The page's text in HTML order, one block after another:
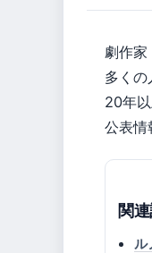
劇作家
多く
20年
公表情
関
ル